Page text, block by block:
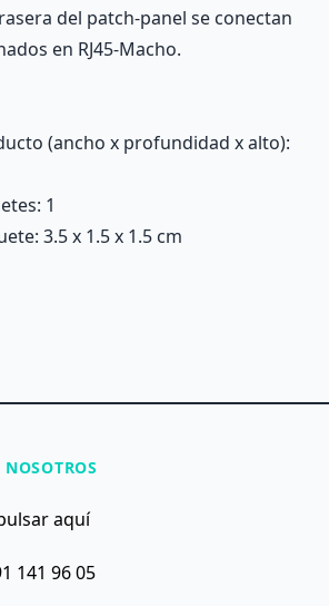
del patch-panel se conectan
en RJ45-Macho.
(ancho x profundidad x alto):
1
3.5 x 1.5 x 1.5 cm
aquí
141 96 05